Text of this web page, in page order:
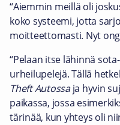
“Aiemmin meillä oli
koko systeemi, jotta
moitteettomasti. Nyt
“Pelaan itse lähinnä
urheilupelejä. Tällä
Theft Autossaja hyvin
paikassa, jossa
tärinää, kun yhteys oli